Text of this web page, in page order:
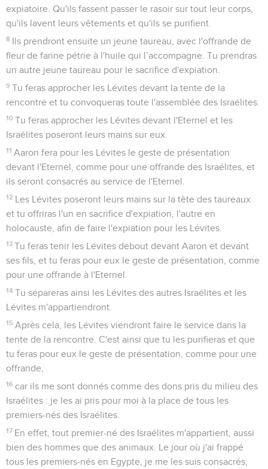
expiatoire. Qu'ils fassent passer le rasoir sur tout leur corps,
qu'ils lavent leurs vêtements et qu'ils se purifient.
8 Ils prendront ensuite un jeune taureau, avec l'offrande de
fleur de farine pétrie à l'huile qui l’accompagne. Tu prendras
un autre jeune taureau pour le sacrifice d'expiation.
9 Tu feras approcher les Lévites devant la tente de la
rencontre et tu convoqueras toute l'assemblée des Israélites.
10 Tu feras approcher les Lévites devant l'Eternel et les
Israélites poseront leurs mains sur eux.
11 Aaron fera pour les Lévites le geste de présentation
devant l'Eternel, comme pour une offrande des Israélites, et
ils seront consacrés au service de l'Eternel.
12 Les Lévites poseront leurs mains sur la tête des taureaux
et tu offriras l'un en sacrifice d'expiation, l'autre en
holocauste, afin de faire l'expiation pour les Lévites.
13 Tu feras tenir les Lévites debout devant Aaron et devant
ses fils, et tu feras pour eux le geste de présentation, comme
pour une offrande à l'Eternel.
14 Tu sépareras ainsi les Lévites des autres Israélites et les
Lévites m'appartiendront.
15 Après cela, les Lévites viendront faire le service dans la
tente de la rencontre. C'est ainsi que tu les purifieras et que
tu feras pour eux le geste de présentation, comme pour une
offrande,
16 car ils me sont donnés comme des dons pris du milieu des
Israélites : je les ai pris pour moi à la place de tous les
premiers-nés des Israélites.
17 En effet, tout premier-né des Israélites m'appartient, aussi
bien des hommes que des animaux. Le jour où j'ai frappé
tous les premiers-nés en Egypte, je me les suis consacrés,